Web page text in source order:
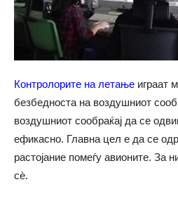
Контролорите на летање играат
безбедноста на воздушниот
воздушниот сообраќај да се
ефикасно. Главна цел е да се
растојание помеѓу авионите. За
сѐ.